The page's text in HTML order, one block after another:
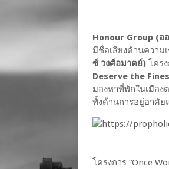
Honour Group (อ
มีชื่อเสียงด้านควา
ซ์ วงศ์อมาตย์) โคร
Deserve the
มองหาที่พักในเมือง
ทั้งด้านการอยู่อาศัย
โครงการ “Once